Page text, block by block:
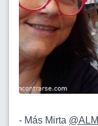
- Más Mirta @ALMI